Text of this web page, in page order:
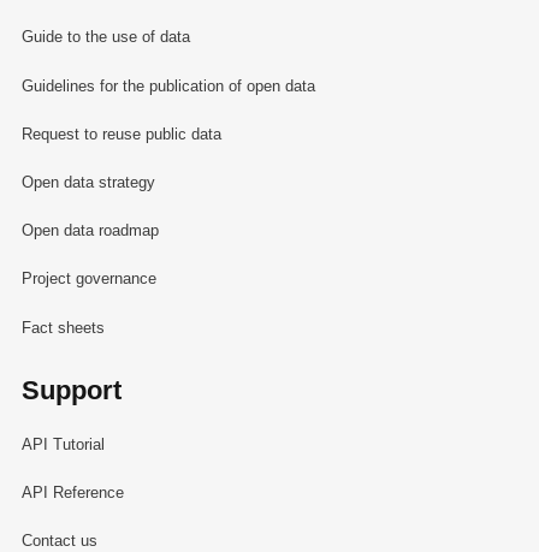
Guide to the use of data
Guidelines for the publication of open data
Request to reuse public data
Open data strategy
Open data roadmap
Project governance
Fact sheets
Support
API Tutorial
API Reference
Contact us